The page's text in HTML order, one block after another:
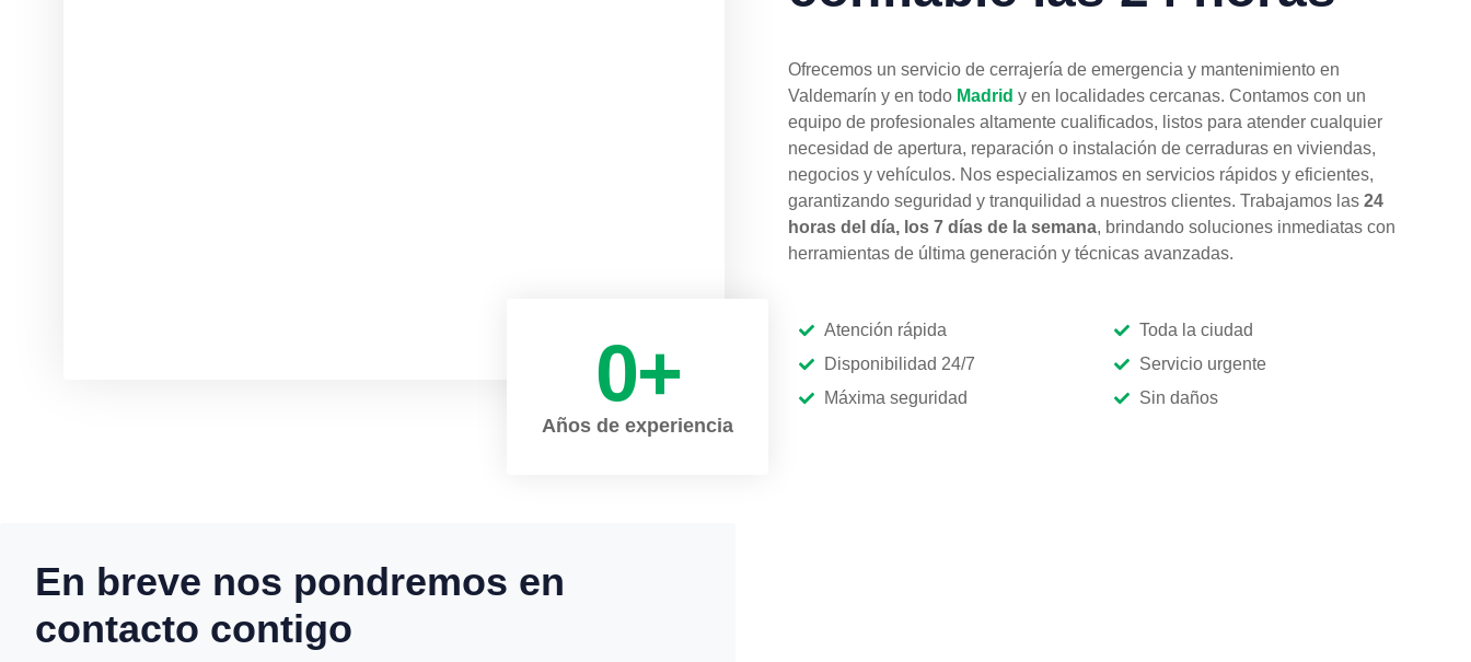
Años de experiencia
0+
Ofrecemos un servicio de cerrajería de emergencia y mantenimiento en
Valdemarín y en todo Madrid y en localidades cercanas. Contamos con un
equipo de profesionales altamente cualificados, listos para atender cualquier
necesidad de apertura, reparación o instalación de cerraduras en viviendas,
negocios y vehículos. Nos especializamos en servicios rápidos y eficientes,
garantizando seguridad y tranquilidad a nuestros clientes. Trabajamos las 24
horas del día, los 7 días de la semana, brindando soluciones inmediatas con
herramientas de última generación y técnicas avanzadas.
Atención rápida
Disponibilidad 24/7
Máxima seguridad
Toda la ciudad
Servicio urgente
Sin daños
En breve nos pondremos en
contacto contigo